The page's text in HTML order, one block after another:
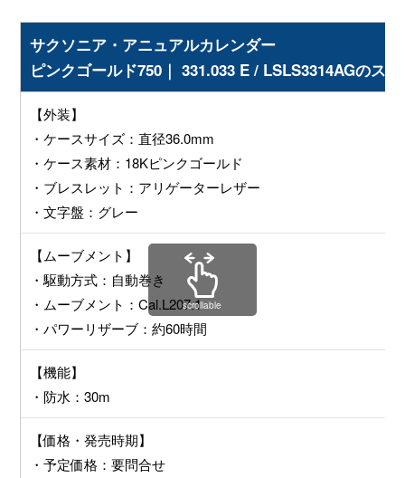
サクソニア・アニュアルカレンダー
ピンクゴールド750｜ 331.033 E / LSLS3314AGのス
【外装】
・ケースサイズ：直径36.0mm
・ケース素材：18Kピンクゴールド
・ブレスレット：アリゲーターレザー
・文字盤：グレー
【ムーブメント】
・駆動方式：自動巻き
・ムーブメント：Cal.L207.1
・パワーリザーブ：約60時間
【機能】
・防水：30m
【価格・発売時期】
・予定価格：要問合せ
scrollable